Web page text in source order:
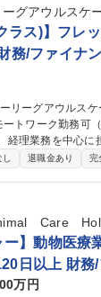
社風◎
グアウルスケ
ラス)】フレ
務/ファイナ
スケープ 求人名 【経理(メ
ク勤務可（最大週4日）
経理業務を中心に
拡大を見据え、
フロー管理 ■固定
サポート ■親会
にとどまらず、バ
断的に担っていた
ラス)】フレック
退職金あり 完
Care
ー】動物医療
日以上 財務
万円